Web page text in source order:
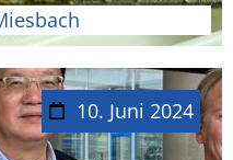
10. Juni 2024